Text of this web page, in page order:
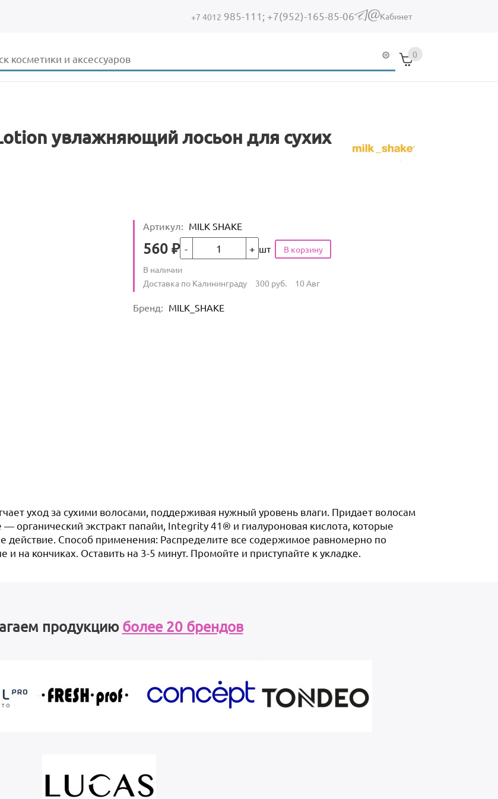
+7 4012 985-111; +7(952)-165-85-06 (link sends e-mail)
Кабинет
поиска 0
увлажняющий лосьон для сухих
Артикул: MILK SHAKE
Цена
560 ₽Кол-во шт
Количество
В наличии
Условия доставки
Доставка по Калининграду 300 руб. 10 Авг
Характеристики
Бренд: MILK_SHAKE
уход за сухими волосами, поддерживая нужный уровень влаги. Придает волосам
органический экстракт папайи, Integrity 41® и гиалуроновая кислота, которые
Способ применения: Распределите все содержимое равномерно по
на кончиках. Оставить на 3-5 минут. Промойте и приступайте к укладке.
продукцию более 20 брендов